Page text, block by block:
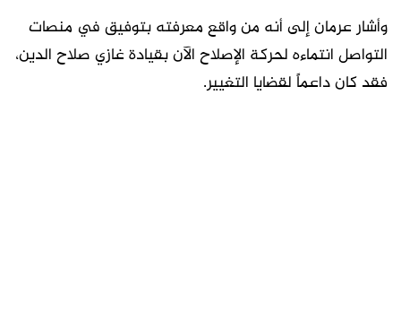
وأشار عرمان إلى أنه من واقع معرفته بتوفيق في منصات
التواصل انتماءه لحركة الإصلاح الآن بقيادة غازي صلاح الدين،
فقد كان داعماً لقضايا التغيير.